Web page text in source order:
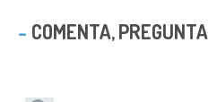
COMENTA,